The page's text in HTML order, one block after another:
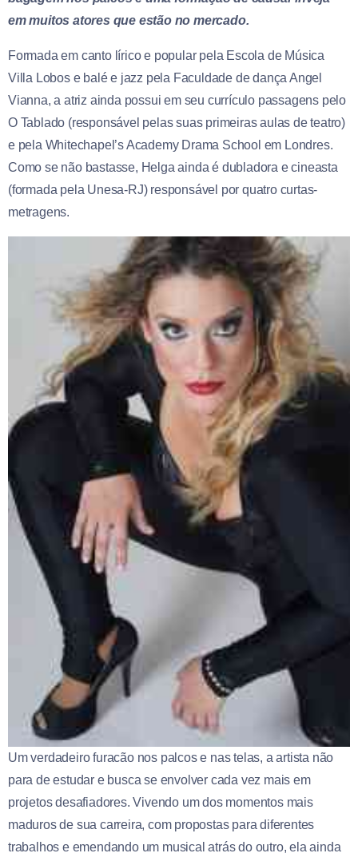
em muitos atores que estão no mercado.
Formada em canto lírico e popular pela Escola de Música
Villa Lobos e balé e jazz pela Faculdade de dança Angel
Vianna, a atriz ainda possui em seu currículo passagens pelo
O Tablado (responsável pelas suas primeiras aulas de teatro)
e pela Whitechapel’s Academy Drama School em Londres.
Como se não bastasse, Helga ainda é dubladora e cineasta
(formada pela Unesa-RJ) responsável por quatro curtas-
metragens.
Um verdadeiro furacão nos palcos e nas telas, a artista não
para de estudar e busca se envolver cada vez mais em
projetos desafiadores. Vivendo um dos momentos mais
maduros de sua carreira, com propostas para diferentes
trabalhos e emendando um musical atrás do outro, ela ainda